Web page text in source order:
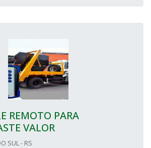
REMOTO PARA
VALOR
SUL - RS